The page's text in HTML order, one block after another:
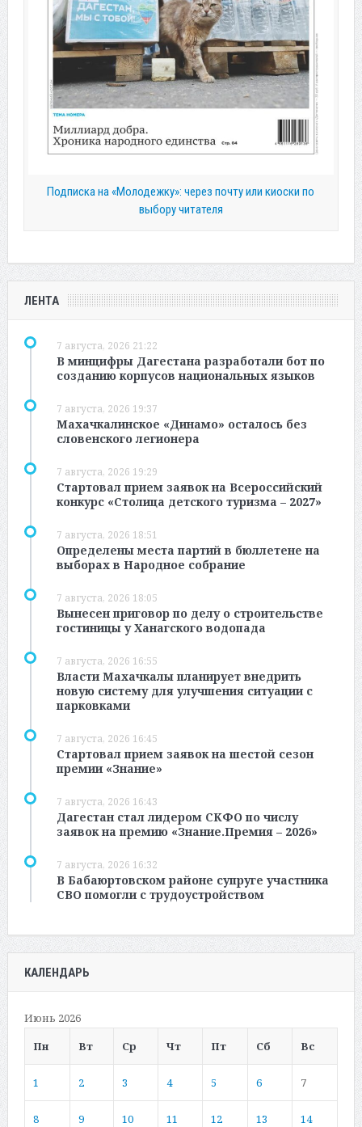
Подписка на «Молодежку»: через почту или киоски по
выбору читателя
ЛЕНТА
7 августа, 2026 21:22
В минцифры Дагестана разработали бот по
созданию корпусов национальных языков
7 августа, 2026 19:37
Махачкалинское «Динамо» осталось без
словенского легионера
7 августа, 2026 19:29
Стартовал прием заявок на Всероссийский
конкурс «Столица детского туризма – 2027»
7 августа, 2026 18:51
Определены места партий в бюллетене на
выборах в Народное собрание
7 августа, 2026 18:05
Вынесен приговор по делу о строительстве
гостиницы у Ханагского водопада
7 августа, 2026 16:55
Власти Махачкалы планирует внедрить
новую систему для улучшения ситуации с
парковками
7 августа, 2026 16:45
Стартовал прием заявок на шестой сезон
премии «Знание»
7 августа, 2026 16:43
Дагестан стал лидером СКФО по числу
заявок на премию «Знание.Премия – 2026»
7 августа, 2026 16:32
В Бабаюртовском районе супруге участника
СВО помогли с трудоустройством
КАЛЕНДАРЬ
Июнь 2026
Пн
Вт Ср Чт Пт Сб Вс
1 2 3 4 5 6 7
8 9 10 11 12 13 14